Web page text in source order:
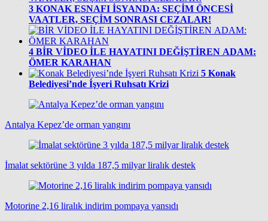
3 KONAK ESNAFI İSYANDA: SEÇİM ÖNCESİ
VAATLER, SEÇİM SONRASI CEZALAR!
4 BİR VİDEO İLE HAYATINI DEĞİŞTİREN ADAM:
ÖMER KARAHAN
5 Konak
Belediyesi’nde İşyeri Ruhsatı Krizi
Antalya Kepez’de orman yangını
İmalat sektörüne 3 yılda 187,5 milyar liralık destek
Motorine 2,16 liralık indirim pompaya yansıdı